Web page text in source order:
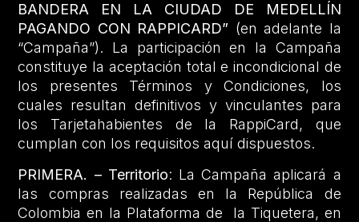
BANDERA EN LA CIUDAD DE MEDELLÍN
PAGANDO CON RAPPICARD” (en adelante la
“Campaña”). La participación en la Campaña
constituye la aceptación total e incondicional de
los presentes Términos y Condiciones, los
cuales resultan definitivos y vinculantes para
los Tarjetahabientes de la RappiCard, que
cumplan con los requisitos aquí dispuestos.
PRIMERA. – Territorio: La Campaña aplicará a
las compras realizadas en la República de
Colombia en la Plataforma de la Tiquetera, en